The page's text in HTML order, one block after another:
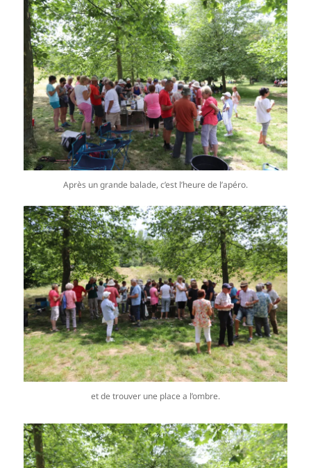
Après un grande balade, c’est l’heure de l’apéro.
et de trouver une place a l’ombre.